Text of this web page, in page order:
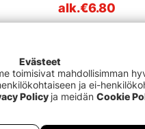
alk.€6.80
Evästeet
toimisivat mahdollisimman
ja ei-
Policy ja meidän Cookie